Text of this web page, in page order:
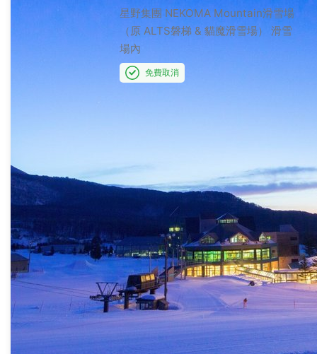
星野集團 NEKOMA Mountain滑雪場
（原 ALTS磐梯 & 貓魔滑雪場）
滑雪
場內
免費取消